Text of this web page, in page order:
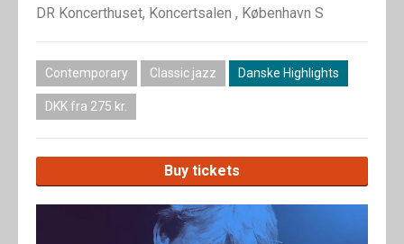
Contact us
Privacy
SHOP
DR Koncerthuset, Koncertsalen , København S
Contemporary Classic jazz Danske Highlights
DKK fra 275 kr.
Buy tickets